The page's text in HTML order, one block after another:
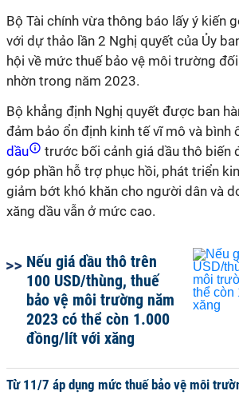
Bộ Tài chính vừa thông báo lấy ý kiến
với dự thảo lần 2 Nghị quyết của Ủy
hội về mức thuế bảo vệ môi trường
nhờn trong năm 2023.
Bộ khẳng định Nghị quyết được ban
đảm bảo ổn định kinh tế vĩ mô và bình
dầu
trước bối cảnh giá dầu thô biến
góp phần hỗ trợ phục hồi, phát triển
giảm bớt khó khăn cho người dân và
xăng dầu vẫn ở mức cao.
Nếu giá dầu thô trên
100 USD/thùng, thuế
bảo vệ môi trường năm
2023 có thể còn 1.000
đồng/lít với xăng
Từ 11/7 áp dụng mức thuế bảo vệ môi